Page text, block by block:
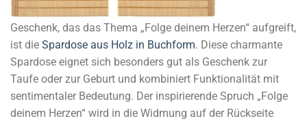
Geschenk, das das Thema „Folge deinem Herzen“ aufgreift,
ist die Spardose aus Holz in Buchform. Diese charmante
Spardose eignet sich besonders gut als Geschenk zur
Taufe oder zur Geburt und kombiniert Funktionalität mit
sentimentaler Bedeutung. Der inspirierende Spruch „Folge
deinem Herzen“ wird in die Widmung auf der Rückseite